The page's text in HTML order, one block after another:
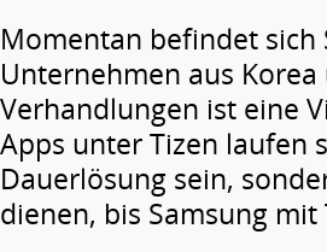
Momentan befindet sich
Unternehmen aus
Verhandlungen ist eine
Apps unter Tizen laufen
Dauerlösung sein,
dienen, bis Samsung